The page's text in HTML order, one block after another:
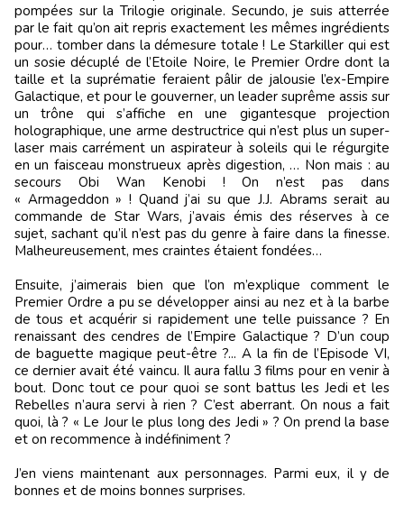
pompées sur la Trilogie originale. Secundo, je suis atterrée
par le fait qu’on ait repris exactement les mêmes ingrédients
pour… tomber dans la démesure totale ! Le Starkiller qui est
un sosie décuplé de l’Etoile Noire, le Premier Ordre dont la
taille et la suprématie feraient pâlir de jalousie l’ex-Empire
Galactique, et pour le gouverner, un leader suprême assis sur
un trône qui s’affiche en une gigantesque projection
holographique, une arme destructrice qui n’est plus un super-
laser mais carrément un aspirateur à soleils qui le régurgite
en un faisceau monstrueux après digestion, … Non mais : au
secours Obi Wan Kenobi ! On n’est pas dans
« Armageddon » ! Quand j’ai su que J.J. Abrams serait au
commande de Star Wars, j’avais émis des réserves à ce
sujet, sachant qu’il n’est pas du genre à faire dans la finesse.
Malheureusement, mes craintes étaient fondées…
Ensuite, j’aimerais bien que l’on m’explique comment le
Premier Ordre a pu se développer ainsi au nez et à la barbe
de tous et acquérir si rapidement une telle puissance ? En
renaissant des cendres de l’Empire Galactique ? D’un coup
de baguette magique peut-être ?... A la fin de l’Episode VI,
ce dernier avait été vaincu. Il aura fallu 3 films pour en venir à
bout. Donc tout ce pour quoi se sont battus les Jedi et les
Rebelles n’aura servi à rien ? C’est aberrant. On nous a fait
quoi, là ? « Le Jour le plus long des Jedi » ? On prend la base
et on recommence à indéfiniment ?
J’en viens maintenant aux personnages. Parmi eux, il y de
bonnes et de moins bonnes surprises.